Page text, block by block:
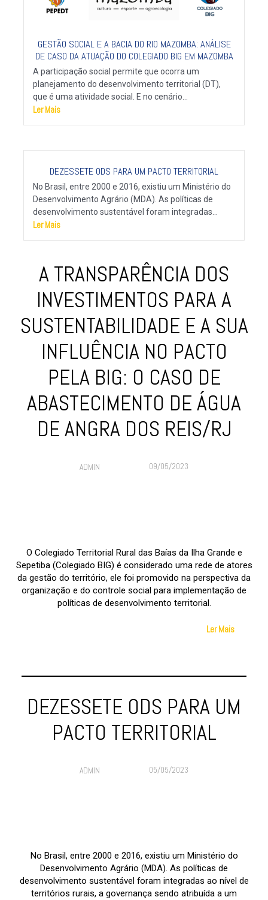
A TRANSPARÊNCIA DOS
INVESTIMENTOS PARA A
SUSTENTABILIDADE E A SUA
INFLUÊNCIA NO PACTO
PELA BIG: O CASO DE
ABASTECIMENTO DE ÁGUA
DE ANGRA DOS REIS/RJ
ADMIN 09/05/2023
O Colegiado Territorial Rural das Baías da Ilha Grande e
Sepetiba (Colegiado BIG) é considerado uma rede de atores
da gestão do território, ele foi promovido na perspectiva da
organização e do controle social para implementação de
políticas de desenvolvimento territorial.
Ler Mais
DEZESSETE ODS PARA UM
PACTO TERRITORIAL
ADMIN 05/05/2023
No Brasil, entre 2000 e 2016, existiu um Ministério do
Desenvolvimento Agrário (MDA). As políticas de
desenvolvimento sustentável foram integradas ao nível de
territórios rurais, a governança sendo atribuída a um
GESTÃO SOCIAL E A BACIA DO RIO MAZOMBA: ANÁLISE
DE CASO DA ATUAÇÃO DO COLEGIADO BIG EM MAZOMBA
A participação social permite que ocorra um
planejamento do desenvolvimento territorial (DT),
que é uma atividade social. E no cenário...
Ler Mais
DEZESSETE ODS PARA UM PACTO TERRITORIAL
No Brasil, entre 2000 e 2016, existiu um Ministério do
Desenvolvimento Agrário (MDA). As políticas de
desenvolvimento sustentável foram integradas...
Ler Mais